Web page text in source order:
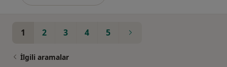
1 2 3 4 5
İlgili aramalar